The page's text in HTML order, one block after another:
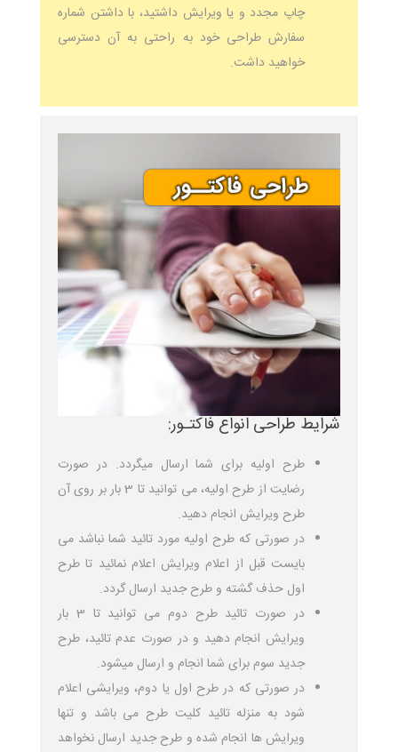
چاپ مجدد و یا ویرایش داشتید، با داشتن شماره
سفارش طراحی خود به راحتی به آن دسترسی
خواهید داشت.
شرایط طراحی انواع فاکتـور:
طرح اولیه برای شما ارسال میگردد. در صورت
رضایت از طرح اولیه، می توانید تا 3 بار بر روی آن
طرح ویرایش انجام دهید.
در صورتی که طرح اولیه مورد تائید شما نباشد می
بایست قبل از اعلام ویرایش اعلام نمائید تا طرح
اول حذف گشته و طرح جدید ارسال گردد.
در صورت تائید طرح دوم می توانید تا 3 بار
ویرایش انجام دهید و در صورت عدم تائید، طرح
جدید سوم برای شما انجام و ارسال میشود.
در صورتی که در طرح اول یا دوم، ویرایشی اعلام
شود به منزله تائید کلیت طرح می باشد و تنها
ویرایش ها انجام شده و طرح جدید ارسال نخواهد